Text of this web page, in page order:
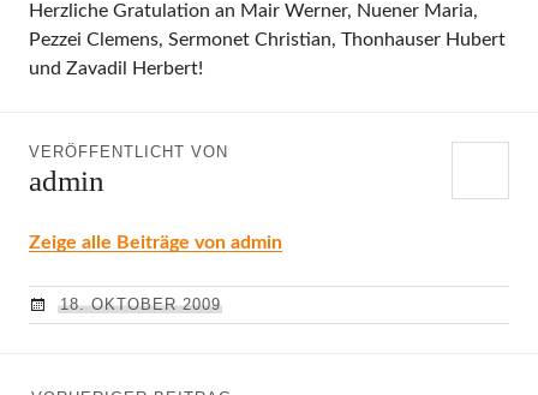
Herzliche Gratulation an Mair Werner, Nuener Maria,
Pezzei Clemens, Sermonet Christian, Thonhauser Hubert
und Zavadil Herbert!
VERÖFFENTLICHT VON
admin
Zeige alle Beiträge von admin
18. OKTOBER 2009